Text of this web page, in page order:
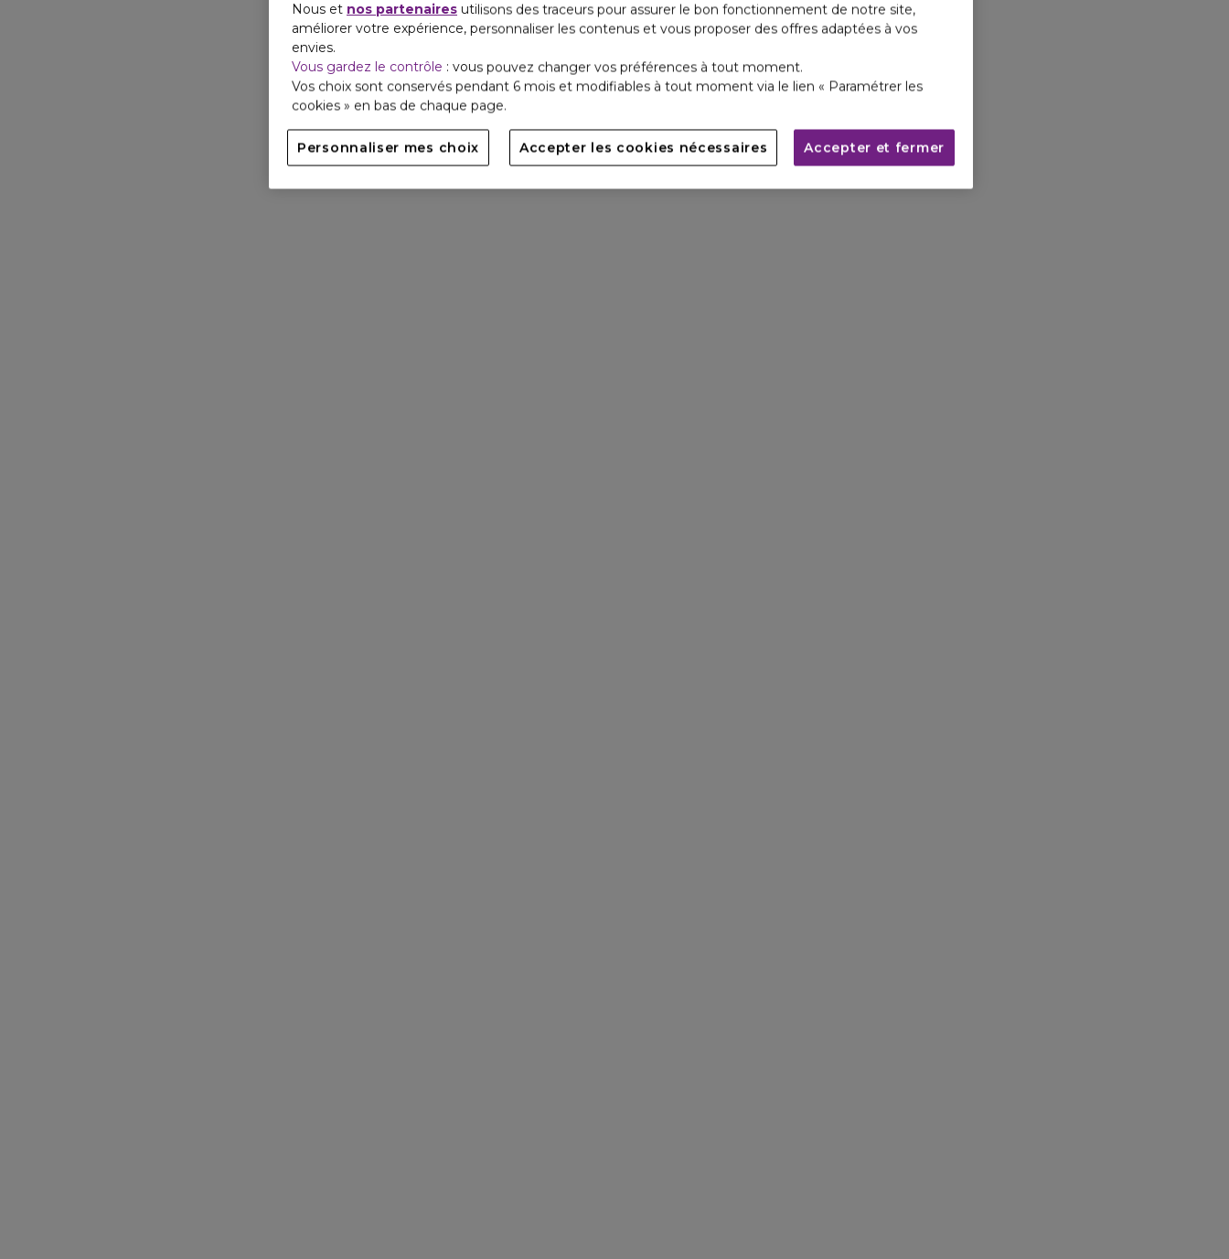
Nous et nos partenaires utilisons des traceurs pour assurer le bon fonctionnement de notre site,
améliorer votre expérience, personnaliser les contenus et vous proposer des offres adaptées à vos
envies.
Vous gardez le contrôle : vous pouvez changer vos préférences à tout moment.
Vos choix sont conservés pendant 6 mois et modifiables à tout moment via le lien « Paramétrer les
cookies » en bas de chaque page.
Personnaliser mes choix Accepter les cookies nécessaires Accepter et fermer